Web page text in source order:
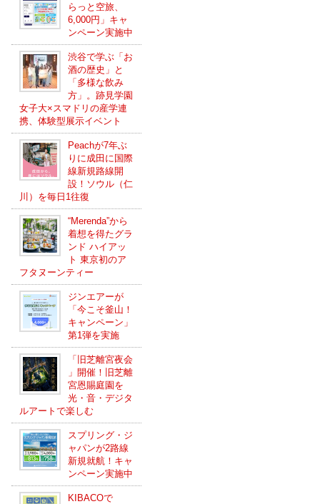
らっと空旅、
6,000円」キャ
ンペーン実施中
渋谷で学ぶ「お
酒の歴史」と
「多様な飲み
方」。跡見学園
女子大×スマドリの産学連
携、体験型展示イベント
Peachが7年ぶ
りに成田に国際
線新規路線開
設！ソウル（仁
川）を毎日1往復
“Merenda”から
着想を得たグラ
ンド ハイアッ
ト 東京初のア
フタヌーンティー
ジンエアーが
「今こそ釜山！
キャンペーン」
第1弾を実施
「旧芝離宮夜会
」開催！旧芝離
宮恩賜庭園を
光・音・デジタ
ルアートで楽しむ
スプリング・ジ
ャパンが2路線
新規就航！キャ
ンペーン実施中
KIBACOで